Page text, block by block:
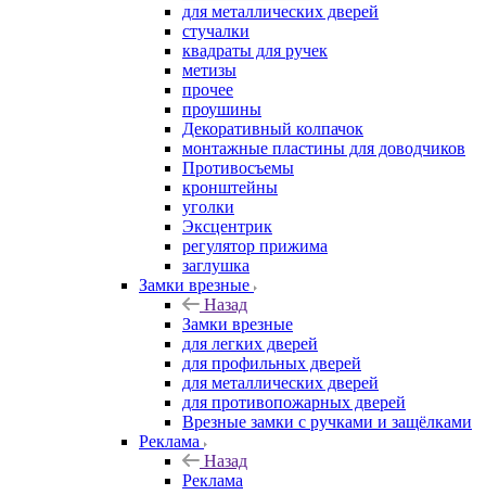
для металлических дверей
стучалки
квадраты для ручек
метизы
прочее
проушины
Декоративный колпачок
монтажные пластины для доводчиков
Противосъемы
кронштейны
уголки
Эксцентрик
регулятор прижима
заглушка
Замки врезные
Назад
Замки врезные
для легких дверей
для профильных дверей
для металлических дверей
для противопожарных дверей
Врезные замки с ручками и защёлками
Реклама
Назад
Реклама